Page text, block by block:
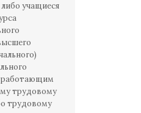
учащиеся
работающим
трудовому
трудовому